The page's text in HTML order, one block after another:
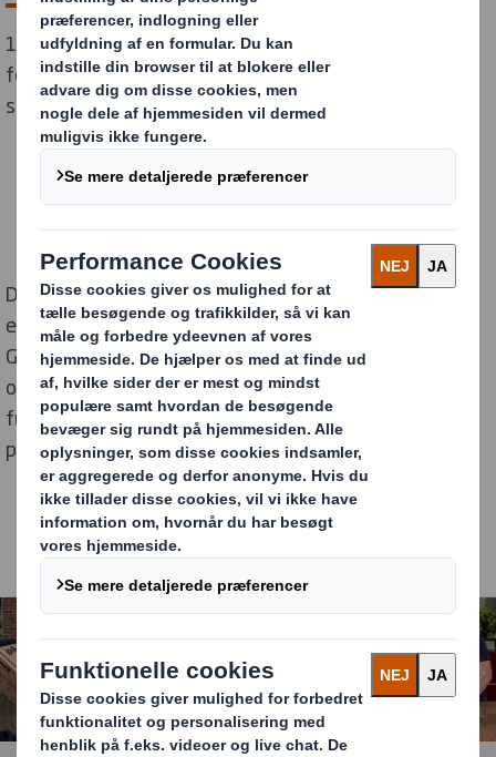
100 % genanvendelig legetøjsemballage er både til
forsendelse og PLAYMOBIL produktemballage på
samme tid.
DS Smiths tyske selskab har udviklet en 2-i-1
emballageløsning sammen med geobra Brandstätter
Group, producenten af ​​PLAYMOBIL. Løsningen er
optimeret til e-handel og sparer på miljøet ved både at
fungere som en robust kasse til forsendelse og
produktemballage af høj kvalitet.